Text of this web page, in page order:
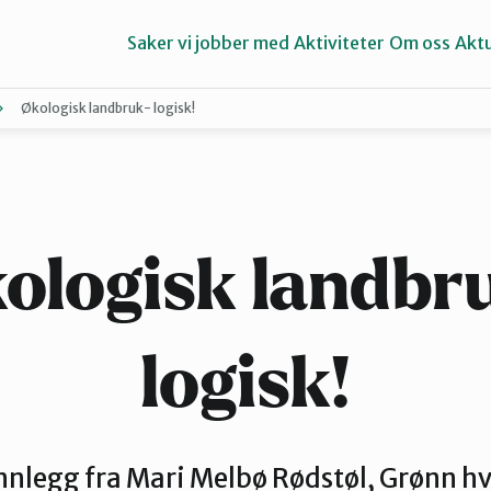
Ørsta og Volda
Saker vi jobber med Aktiviteter Om oss
Økologisk landbruk- logisk!
logisk!
fra Mari Melbø Rødstøl, Grønn